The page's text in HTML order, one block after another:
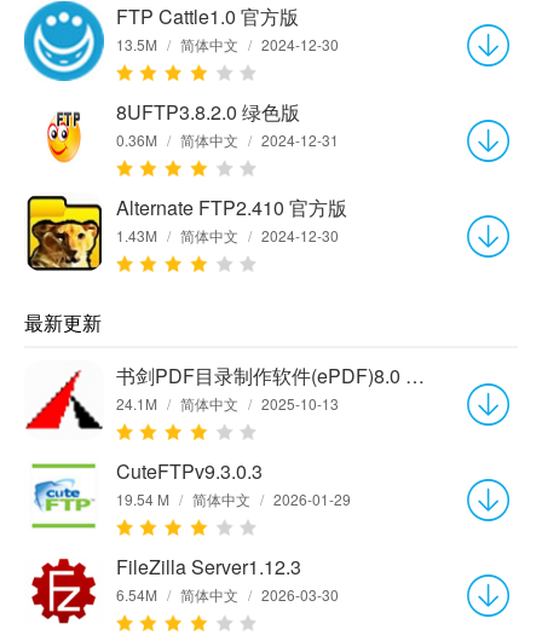
FTP Cattle1.0 官方版
13.5M / 简体中文 / 2024-12-30
8UFTP3.8.2.0 绿色版
0.36M / 简体中文 / 2024-12-31
Alternate FTP2.410 官方版
1.43M / 简体中文 / 2024-12-30
最新更新
书剑PDF目录制作软件(ePDF)8.0 官方版
24.1M / 简体中文 / 2025-10-13
CuteFTPv9.3.0.3
19.54 M / 简体中文 / 2026-01-29
FileZilla Server1.12.3
6.54M / 简体中文 / 2026-03-30